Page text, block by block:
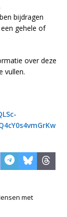
bijdragen
gehele of
over deze
vullen.
met